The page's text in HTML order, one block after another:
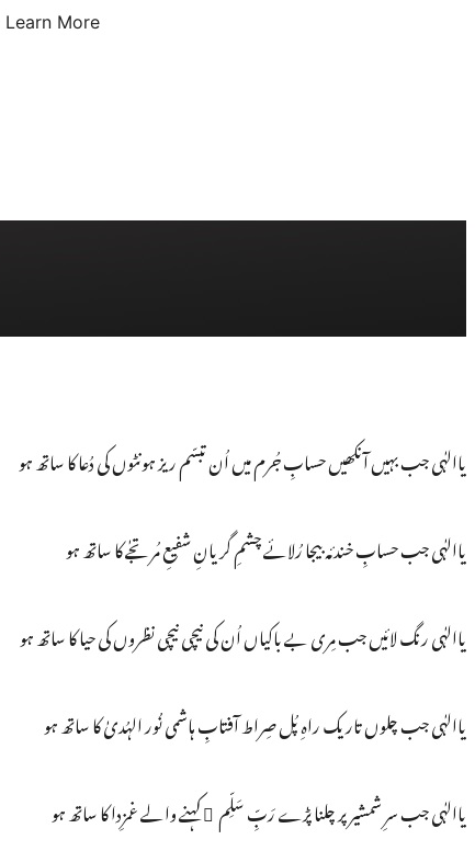
Learn More
یاالہٰی جب بہیں آنکھیں حسابِ جُرم میں اُن تبسّم ریز ہونٹوں کی دُعا کا ساتھ ہو
یاالہٰی جب حسابِ خندئہ بیجا رُلائے چشمِ گریانِ شفیعِ مُرتجٰے کا ساتھ ہو
یاالہٰی رنگ لائیں جب مِری بے باکیاں اُن کی نیچی نیچی نظروں کی حیا کا ساتھ ہو
یاالہٰی جب چلوں تاریک راہِ پُل صِراط آفتابِ ہاشمی نُور الہُدیٰ کا ساتھ ہو
یاالہٰی جب سرِ شمشیر پر چلنا پڑے رَبِّ سَلِّم ْکہنے والے غمزِدا کا ساتھ ہو